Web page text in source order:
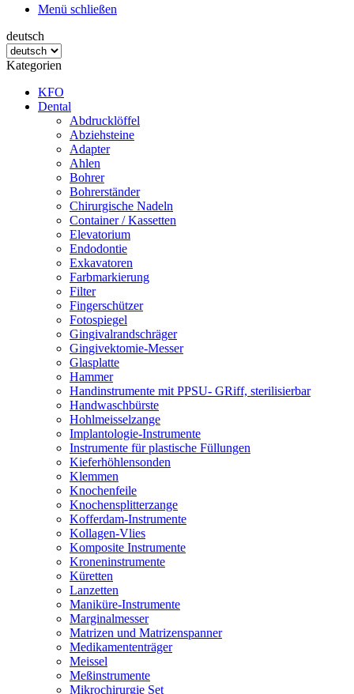
Menü schließen
deutsch
Kategorien
KFO
Dental
Abdrucklöffel
Abziehsteine
Adapter
Ahlen
Bohrer
Bohrerständer
Chirurgische Nadeln
Container / Kassetten
Elevatorium
Endodontie
Exkavatoren
Farbmarkierung
Filter
Fingerschützer
Fotospiegel
Gingivalrandschräger
Gingivektomie-Messer
Glasplatte
Hammer
Handinstrumente mit PPSU- GRiff, sterilisierbar
Handwaschbürste
Hohlmeisselzange
Implantologie-Instrumente
Instrumente für plastische Füllungen
Kieferhöhlensonden
Klemmen
Knochenfeile
Knochensplitterzange
Kofferdam-Instrumente
Kollagen-Vlies
Komposite Instrumente
Kroneninstrumente
Küretten
Lanzetten
Maniküre-Instrumente
Marginalmesser
Matrizen und Matrizenspanner
Medikamententräger
Meissel
Meßinstrumente
Mikrochirurgie Set